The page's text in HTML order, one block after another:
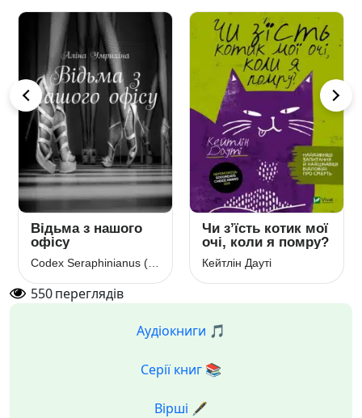
Відьма з нашого
офісу
Чи з’їсть котик мої
очі, коли я помру?
Кейтлін Дауті
550переглядів
Аудіокниги 🎵
Серії книг 📚
Вірші 🖋️